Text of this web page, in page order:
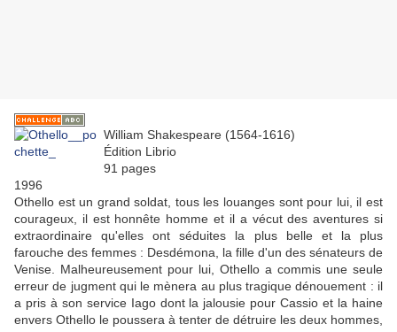
William Shakespeare (1564-1616)
Édition Librio
91 pages
1996
Othello est un grand soldat, tous les louanges sont pour lui, il est
courageux, il est honnête homme et il a vécut des aventures si
extraordinaire qu'elles ont séduites la plus belle et la plus
farouche des femmes : Desdémona, la fille d'un des sénateurs de
Venise. Malheureusement pour lui, Othello a commis une seule
erreur de jugment qui le mènera au plus tragique dénouement : il
a pris à son service Iago dont la jalousie pour Cassio et la haine
envers Othello le poussera à tenter de détruire les deux hommes,